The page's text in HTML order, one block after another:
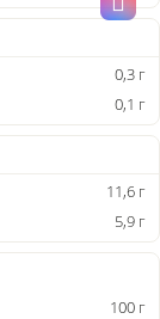
0,3 г
0,1 г
11,6 г
5,9 г
100 г